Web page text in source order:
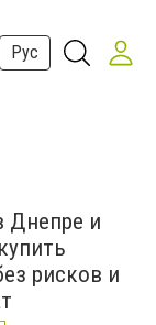
Рус
Днепре и
рисков и